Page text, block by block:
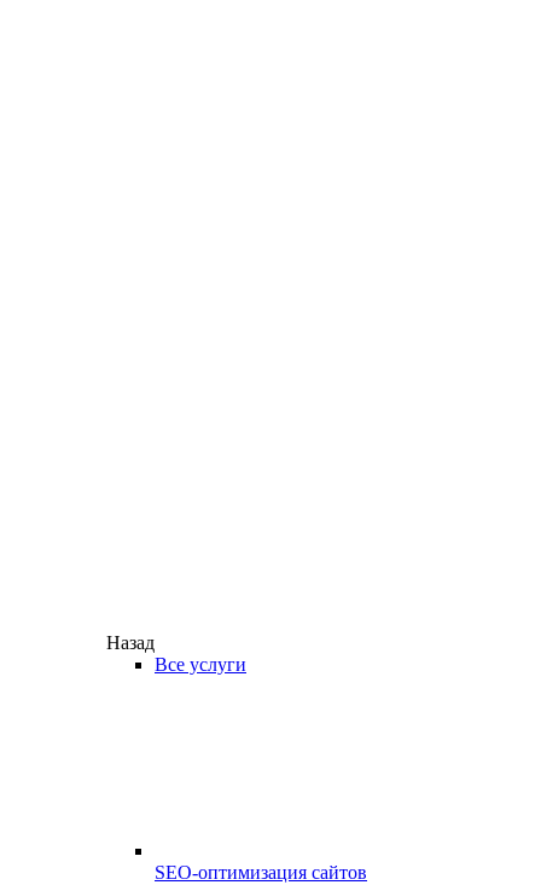
Назад
Все услуги
SEO-оптимизация сайтов